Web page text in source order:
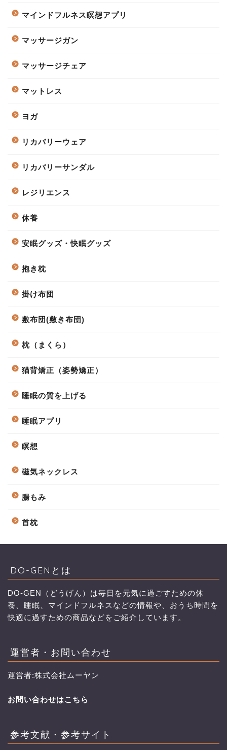
マインドフルネス瞑想アプリ
マッサージガン
マッサージチェア
マットレス
ヨガ
リカバリーウェア
リカバリーサンダル
レジリエンス
休養
安眠グッズ・快眠グッズ
抱き枕
掛け布団
敷布団(敷き布団)
枕（まくら）
猫背矯正（姿勢矯正）
睡眠の質を上げる
睡眠アプリ
瞑想
磁気ネックレス
腸もみ
首枕
DO-GENとは
DO-GEN（どうげん）は毎日を元気に過ごすための休
養、睡眠、マインドフルネスなどの情報や、おうち時間を
快適に過すための商品などをご紹介しています。
運営者・お問い合わせ
運営者:株式会社ムーヤン
お問い合わせはこちら
参考文献・参考サイト